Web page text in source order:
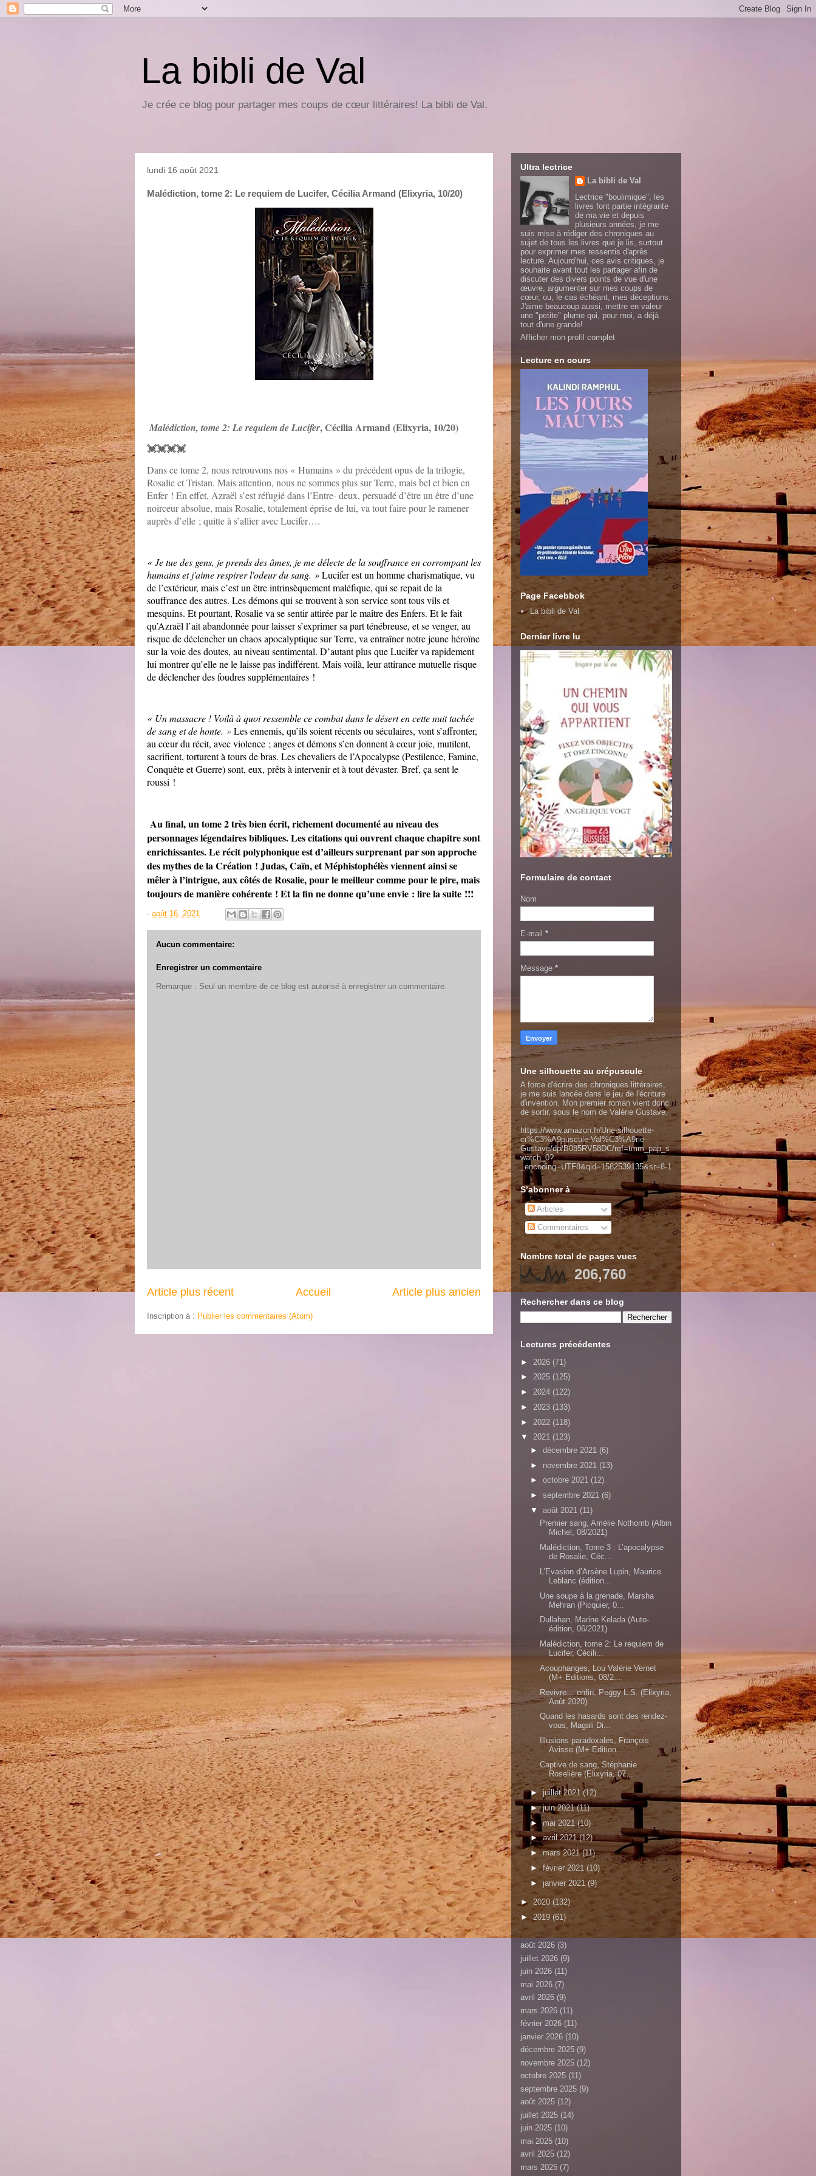
La bibli de Val
Je crée ce blog pour partager mes coups de cœur littéraires! La bibli de Val.
lundi 16 août 2021
Malédiction, tome 2: Le requiem de Lucifer, Cécilia Armand (Elixyria, 10/20)
Malédiction, tome 2: Le requiem de Lucifer, Cécilia Armand (Elixyria, 10/20)
💓💓💓💓
Dans ce tome 2, nous retrouvons nos « Humains » du précédent opus de la trilogie,
Rosalie et Tristan. Mais attention, nous ne sommes plus sur Terre, mais bel et bien en
Enfer ! En effet, Azraël s’est réfugié dans l’Entre- deux, persuadé d’être un être d’une
noirceur absolue, mais Rosalie, totalement éprise de lui, va tout faire pour le ramener
auprès d’elle ; quitte à s’allier avec Lucifer….
« Je tue des gens, je prends des âmes, je me délecte de la souffrance en corrompant les
humains et j'aime respirer l'odeur du sang. »Lucifer est un homme charismatique, vu
de l’extérieur, mais c’est un être intrinsèquement maléfique, qui se repait de la
souffrance des autres. Les démons qui se trouvent à son service sont tous vils et
mesquins. Et pourtant, Rosalie va se sentir attirée par le maître des Enfers. Et le fait
qu’Azraël l’ait abandonnée pour laisser s’exprimer sa part ténébreuse, et se venger, au
risque de déclencher un chaos apocalyptique sur Terre, va entraîner notre jeune héroïne
sur la voie des doutes, au niveau sentimental. D’autant plus que Lucifer va rapidement
lui montrer qu’elle ne le laisse pas indifférent. Mais voilà, leur attirance mutuelle risque
de déclencher des foudres supplémentaires !
« Un massacre ! Voilà à quoi ressemble ce combat dans le désert en cette nuit tachée
de sang et de honte. »Les ennemis, qu’ils soient récents ou séculaires, vont s’affronter,
au cœur du récit, avec violence ; anges et démons s’en donnent à cœur joie, mutilent,
sacrifient, torturent à tours de bras. Les chevaliers de l’Apocalypse (Pestilence, Famine,
Conquête et Guerre) sont, eux, prêts à intervenir et à tout dévaster. Bref, ça sent le
roussi !
Au final, un tome 2 très bien écrit, richement documenté au niveau des
personnages légendaires bibliques. Les citations qui ouvrent chaque chapitre sont
enrichissantes. Le récit polyphonique est d’ailleurs surprenant par son approche
des mythes de la Création ! Judas, Caïn, et Méphistophélès viennent ainsi se
mêler à l’intrigue, aux côtés de Rosalie, pour le meilleur comme pour le pire, mais
toujours de manière cohérente ! Et la fin ne donne qu’une envie : lire la suite !!!
- août 16, 2021
Aucun commentaire:
Enregistrer un commentaire
Remarque : Seul un membre de ce blog est autorisé à enregistrer un commentaire.
Article plus récent Article plus ancien
Accueil
Inscription à : Publier les commentaires (Atom)
Ultra lectrice
La bibli de Val
Lectrice "boulimique", les
livres font partie intégrante
de ma vie et depuis
plusieurs années, je me
suis mise à rédiger des chroniques au
sujet de tous les livres que je lis, surtout
pour exprimer mes ressentis d'après
lecture. Aujourd'hui, ces avis critiques, je
souhaite avant tout les partager afin de
discuter des divers points de vue d'une
œuvre, argumenter sur mes coups de
cœur, ou, le cas échéant, mes déceptions.
J'aime beaucoup aussi, mettre en valeur
une "petite" plume qui, pour moi, a déjà
tout d'une grande!
Afficher mon profil complet
Lecture en cours
Page Facebbok
La bibli de Val
Dernier livre lu
Formulaire de contact
Nom
E-mail *
Message *
Une silhouette au crépuscule
A force d'écrire des chroniques littéraires,
je me suis lancée dans le jeu de l'écriture
d'invention. Mon premier roman vient donc
de sortir, sous le nom de Valérie Gustave.
https://www.amazon.fr/Une-silhouette-
cr%C3%A9puscule-Val%C3%A9rie-
Gustave/dp/B085RV58DC/ref=tmm_pap_s
watch_0?
_encoding=UTF8&qid=1582539135&sr=8-1
S’abonner à
Articles
Commentaires
Nombre total de pages vues
206,760
Rechercher dans ce blog
Lectures précédentes
► 2026 (71)
► 2025 (125)
► 2024 (122)
► 2023 (133)
► 2022 (118)
▼ 2021 (123)
► décembre 2021 (6)
► novembre 2021 (13)
► octobre 2021 (12)
► septembre 2021 (6)
▼ août 2021 (11)
Premier sang, Amélie Nothomb (Albin
Michel, 08/2021)
Malédiction, Tome 3 : L’apocalypse
de Rosalie, Céc...
L’Evasion d’Arsène Lupin, Maurice
Leblanc (édition...
Une soupe à la grenade, Marsha
Mehran (Picquier, 0...
Dullahan, Marine Kelada (Auto-
édition, 06/2021)
Malédiction, tome 2: Le requiem de
Lucifer, Cécili...
Acouphanges, Lou Valérie Vernet
(M+ Editions, 08/2...
Revivre… enfin, Peggy L.S. (Elixyria,
Août 2020)
Quand les hasards sont des rendez-
vous, Magali Di...
Illusions paradoxales, François
Avisse (M+ Edition...
Captive de sang, Stéphanie
Roselière (Elixyria, 07...
► juillet 2021(12)
►juin 2021(11)
►mai 2021(10)
►avril 2021(12)
► mars 2021(11)
►février 2021 (10)
►janvier 2021 (9)
► 2020 (132)
► 2019 (61)
août 2026 (3)
juillet 2026 (9)
juin 2026 (11)
mai 2026 (7)
avril 2026 (9)
mars 2026 (11)
février 2026 (11)
janvier 2026 (10)
décembre 2025 (9)
novembre 2025 (12)
octobre 2025 (11)
septembre 2025 (9)
août 2025 (12)
juillet 2025 (14)
juin 2025 (10)
mai 2025 (10)
avril 2025 (12)
mars 2025 (7)